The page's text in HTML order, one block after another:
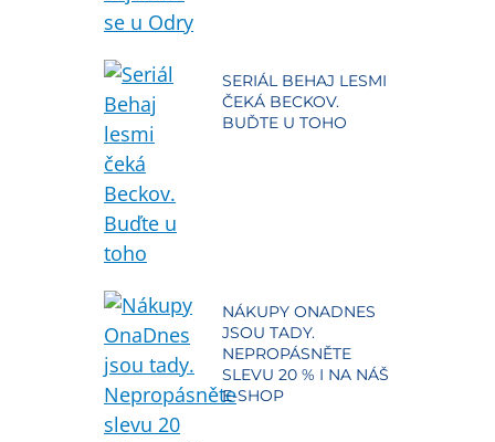
SERIÁL BEHAJ LESMI
ČEKÁ BECKOV.
BUĎTE U TOHO
NÁKUPY ONADNES
JSOU TADY.
NEPROPÁSNĚTE
SLEVU 20 % I NA NÁŠ
E-SHOP